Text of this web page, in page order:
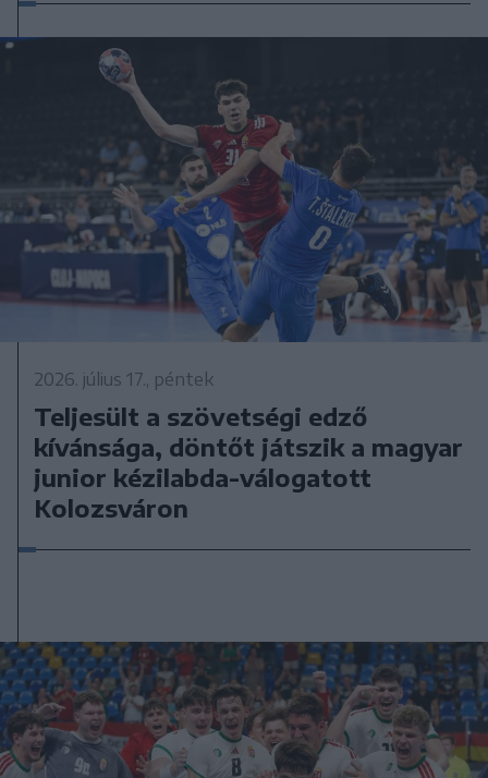
2026. július 17., péntek
Teljesült a szövetségi edző
kívánsága, döntőt játszik a magyar
junior kézilabda-válogatott
Kolozsváron